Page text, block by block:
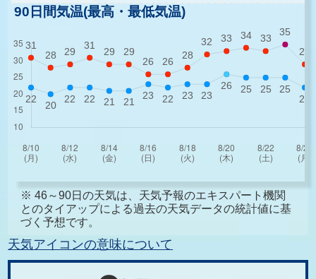
90日間気温(最高・最低気温)
※ 46～90日の天気は、天気予報のエキスパート機関
とのタイアップによる過去の天気データの統計値に基
づく予想です。
天気アイコンの意味について